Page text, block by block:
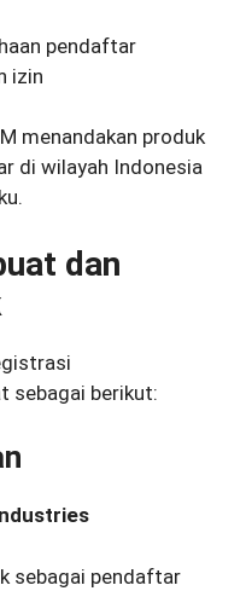
pendaftar
izin
menandakan produk
di wilayah Indonesia
dan
sebagai berikut:
sebagai pendaftar